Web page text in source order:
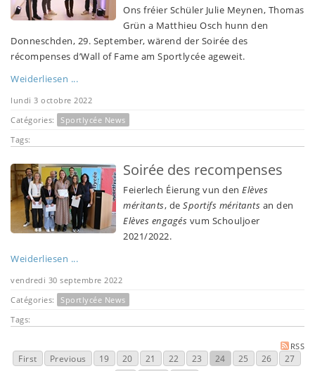
Ons fréier Schüler Julie Meynen, Thomas
Grün a Matthieu Osch hunn den
Donneschden, 29. September, wärend der Soirée des
récompenses d’Wall of Fame am Sportlycée ageweit.
Weiderliesen ...
lundi 3 octobre 2022
Catégories:
Sportlycée News
Tags:
Soirée des recompenses
Feierlech Éierung vun den Elèves
méritants, de Sportifs méritants an den
Elèves engagés vum Schouljoer
2021/2022.
Weiderliesen ...
vendredi 30 septembre 2022
Catégories:
Sportlycée News
Tags:
RSS
First Previous 19 20 21 22 23 24 25 26
27